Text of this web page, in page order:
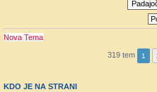
Nova Tema
319 tem 1
KDO JE NA STRANI